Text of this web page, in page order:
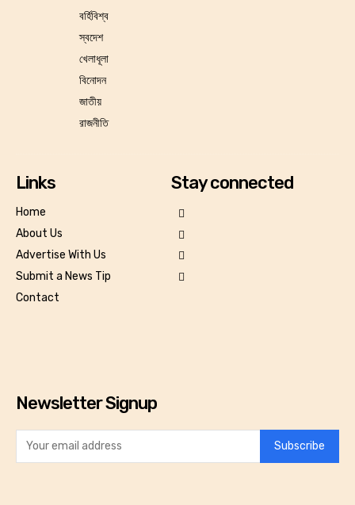
বর্হিবিশ্ব
স্বদেশ
খেলাধূলা
বিনোদন
জাতীয়
রাজনীতি
Links
Home
About Us
Advertise With Us
Submit a News Tip
Contact
Stay connected
Newsletter Signup
Subscribe